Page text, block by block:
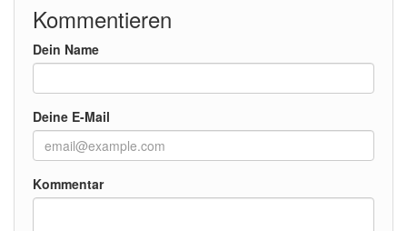
Kommentieren
Dein Name
Deine E-Mail
Kommentar